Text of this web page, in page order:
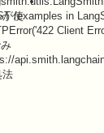
が使/examples in
Client
法